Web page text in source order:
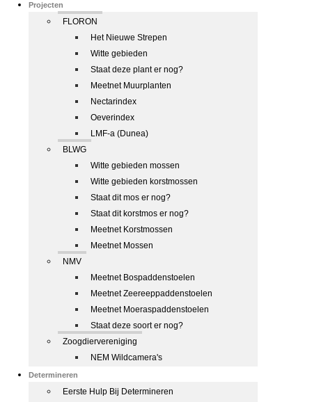
Projecten
FLORON
Het Nieuwe Strepen
Witte gebieden
Staat deze plant er nog?
Meetnet Muurplanten
Nectarindex
Oeverindex
LMF-a (Dunea)
BLWG
Witte gebieden mossen
Witte gebieden korstmossen
Staat dit mos er nog?
Staat dit korstmos er nog?
Meetnet Korstmossen
Meetnet Mossen
NMV
Meetnet Bospaddenstoelen
Meetnet Zeereeppaddenstoelen
Meetnet Moeraspaddenstoelen
Staat deze soort er nog?
Zoogdiervereniging
NEM Wildcamera's
Determineren
Eerste Hulp Bij Determineren